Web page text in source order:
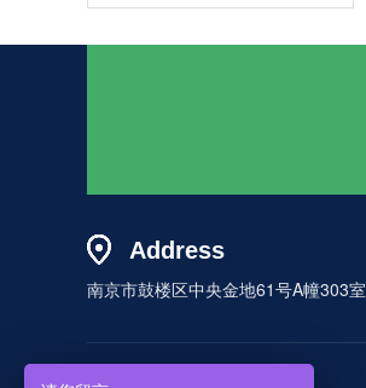
Address
南京市鼓楼区中央金地61号A幢303室